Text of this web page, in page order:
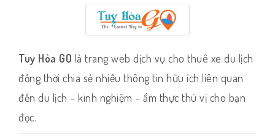
Tuy Hòa GO là trang web dịch vụ cho thuê xe du lịch
đồng thời chia sẻ nhiều thông tin hữu ích liên quan
đến du lịch – kinh nghiệm – ẩm thực thú vị cho bạn
đọc.